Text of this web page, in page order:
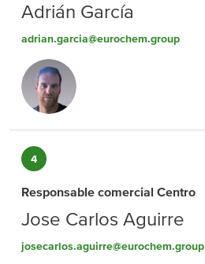
Adrián García
adrian.garcia@eurochem.group
4
Responsable comercial Centro
Jose Carlos Aguirre
josecarlos.aguirre@eurochem.group